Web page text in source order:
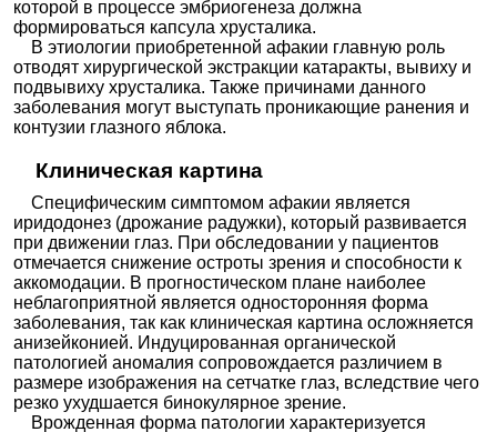
которой в процессе эмбриогенеза должна
формироваться капсула хрусталика.
В этиологии приобретенной афакии главную роль
отводят хирургической экстракции катаракты, вывиху и
подвывиху хрусталика. Также причинами данного
заболевания могут выступать проникающие ранения и
контузии глазного яблока.
Клиническая картина
Специфическим симптомом афакии является
иридодонез (дрожание радужки), который развивается
при движении глаз. При обследовании у пациентов
отмечается снижение остроты зрения и способности к
аккомодации. В прогностическом плане наиболее
неблагоприятной является односторонняя форма
заболевания, так как клиническая картина осложняется
анизейконией. Индуцированная органической
патологией аномалия сопровождается различием в
размере изображения на сетчатке глаз, вследствие чего
резко ухудшается бинокулярное зрение.
Врожденная форма патологии характеризуется